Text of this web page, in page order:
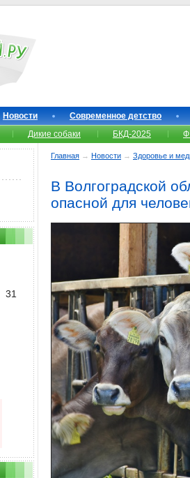
Новости
Современное детство
Дикие собаки БКД-2025
Главная → Новости → Здоровье и
В Волгоградской
опасной для
31